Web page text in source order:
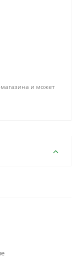
и может